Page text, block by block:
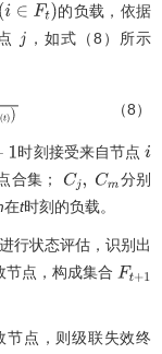
i∈ Ft )
的负载，依据
j ，如式（8）所示
m-
（8）
时刻接受来自节点 i
合集； Cj, Cm
分别
在t时刻的负载。
行状态评估，识别出
节点，构成集合 Ft+1
节点，则级联失效终